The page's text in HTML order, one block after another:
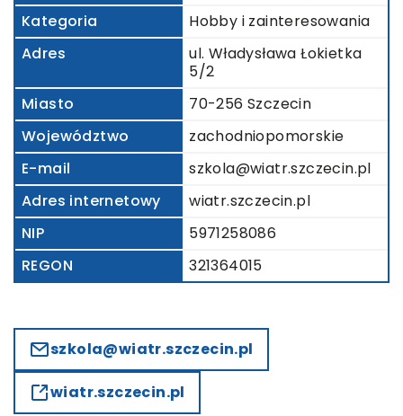
Kategoria
Hobby i zainteresowania
Adres
ul. Władysława Łokietka
5/2
Miasto
70-256 Szczecin
Województwo
zachodniopomorskie
E-mail
szkola@wiatr.szczecin.pl
Adres internetowy
wiatr.szczecin.pl
NIP
5971258086
REGON
321364015
szkola@wiatr.szczecin.pl
wiatr.szczecin.pl